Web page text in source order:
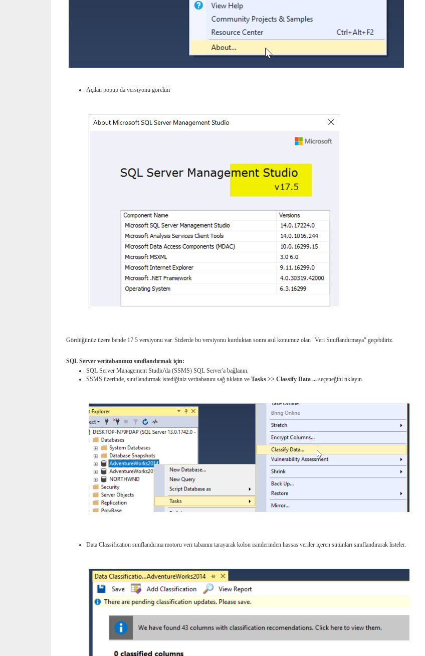
Açılan popup da versiyonu görelim
Gördüğünüz üzere bende 17.5 versiyonu var. Sizlerde bu versiyonu kurduktan sonra asıl konumuz olan "Veri Sınıflandırmaya" geçebiliriz.
SQL Server veritabanınızı sınıflandırmak için:
SQL Server Management Studio'da (SSMS) SQL Server'a bağlanın.
SSMS üzerinde, sınıflandırmak istediğiniz veritabanını sağ tıklatın ve Tasks >> Classify Data ... seçeneğini tıklayın.
Data Classification sınıflandırma motoru veri tabanını tarayarak kolon isimlerinden hassas veriler içeren sütünları sınıflandırarak listeler.